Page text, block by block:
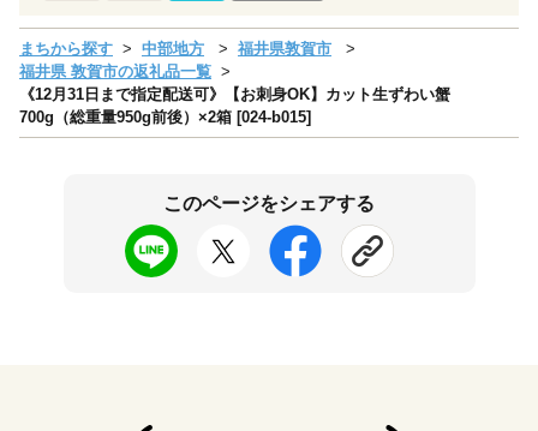
まちから探す 中部地方
福井県敦賀市
福井県 敦賀市の返礼品一覧
《12月31日まで指定配送可》【お刺身OK】カット生ずわい蟹
700g（総重量950g前後）×2箱 [024-b015]
このページをシェアする